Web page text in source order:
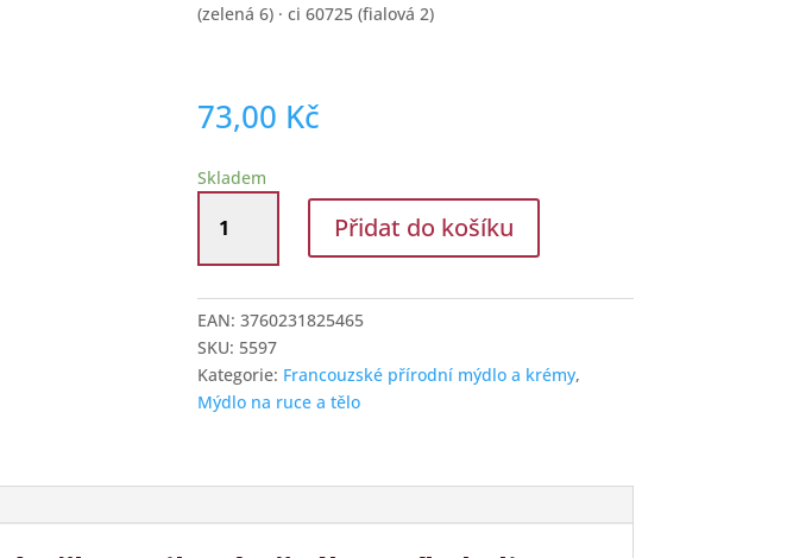
(zelená 6) · ci 60725 (fialová 2)
73,00 Kč
Skladem
tuhé
mýdlo
g
smil
písečný
množství
Přidat do košíku
EAN:3760231825465
SKU: 5597
Kategorie: Francouzské přírodní mýdlo a krémy,
Mýdlo na ruce a tělo